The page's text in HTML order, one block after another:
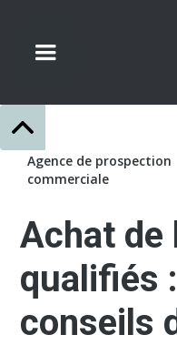
Agence de prospection
commerciale
Achat de
qualifiés
conseils